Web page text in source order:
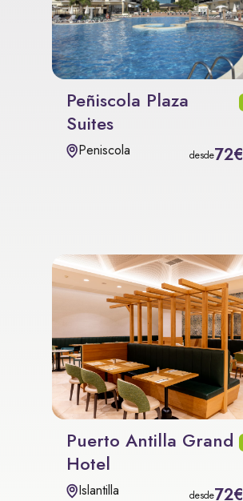
Peñiscola Plaza
Suites
Peniscola desde72€
Puerto Antilla Grand
Hotel
Islantilla desde72€